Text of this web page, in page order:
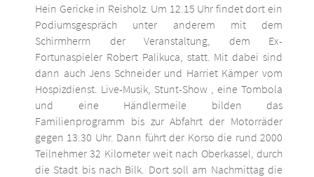
Hein Gericke in Reisholz. Um 12.15 Uhr findet dort ein
Podiumsgespräch unter anderem mit dem
Schirmherrn der Veranstaltung, dem Ex-
Fortunaspieler Robert Palikuca, statt. Mit dabei sind
dann auch Jens Schneider und Harriet Kämper vom
Hospizdienst. Live-Musik, Stunt-Show , eine Tombola
und eine Händlermeile bilden das
Familienprogramm bis zur Abfahrt der Motorräder
gegen 13.30 Uhr. Dann führt der Korso die rund 2000
Teilnehmer 32 Kilometer weit nach Oberkassel, durch
die Stadt bis nach Bilk. Dort soll am Nachmittag die